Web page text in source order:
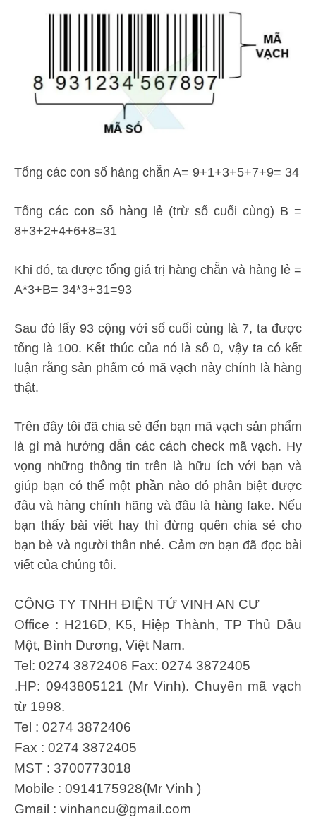
Tổng các con số hàng chẵn A= 9+1+3+5+7+9= 34
Tổng các con số hàng lẻ (trừ số cuối cùng) B =
8+3+2+4+6+8=31
Khi đó, ta được tổng giá trị hàng chẵn và hàng lẻ =
A*3+B= 34*3+31=93
Sau đó lấy 93 cộng với số cuối cùng là 7, ta được
tổng là 100. Kết thúc của nó là số 0, vậy ta có kết
luận rằng sản phẩm có mã vạch này chính là hàng
thật.
Trên đây tôi đã chia sẻ đến bạn mã vạch sản phẩm
là gì mà hướng dẫn các cách check mã vạch. Hy
vọng những thông tin trên là hữu ích với bạn và
giúp bạn có thể một phần nào đó phân biệt được
đâu và hàng chính hãng và đâu là hàng fake. Nếu
bạn thấy bài viết hay thì đừng quên chia sẻ cho
bạn bè và người thân nhé. Cảm ơn bạn đã đọc bài
viết của chúng tôi.
CÔNG TY TNHH ĐIỆN TỬ VINH AN CƯ
Office : H216D, K5, Hiệp Thành, TP Thủ Dầu
Một, Bình Dương, Việt Nam.
Tel: 0274 3872406 Fax: 0274 3872405
.HP: 0943805121 (Mr Vinh). Chuyên mã vạch
từ 1998.
Tel : 0274 3872406
Fax : 0274 3872405
MST : 3700773018
Mobile : 0914175928(Mr Vinh )
Gmail : vinhancu@gmail.com